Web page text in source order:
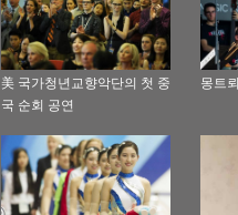
美 국가청년교향악단의 첫 중
국 순회 공연
몽트